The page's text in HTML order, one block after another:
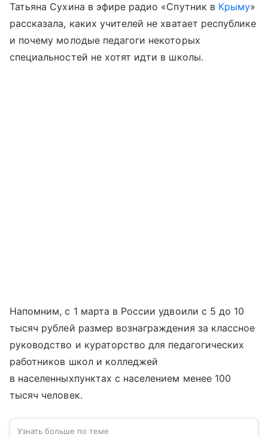
Татьяна Сухина в эфире радио «Спутник в Крыму»
рассказала, каких учителей не хватает республике
и почему молодые педагоги некоторых
специальностей не хотят идти в школы.
Напомним, с 1 марта в России удвоили с 5 до 10
тысяч рублей размер вознаграждения за классное
руководство и кураторство для педагогических
работников школ и колледжей
в населенныхпунктах с населением менее 100
тысяч человек.
Узнать больше по теме